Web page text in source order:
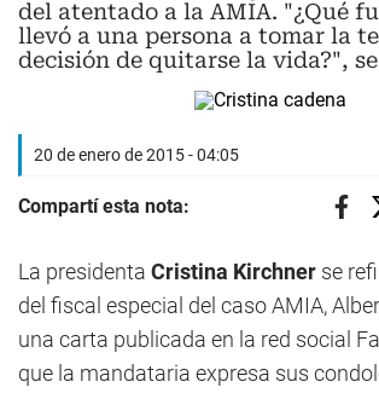
del atentado a la AMIA. "¿Qué
llevó a una persona a tomar la
decisión de quitarse la vida?",
20 de enero de 2015 - 04:05
Compartí esta nota:
La presidenta Cristina Kirchner se
del fiscal especial del caso AMIA,
una carta publicada en la red social
que la mandataria expresa sus